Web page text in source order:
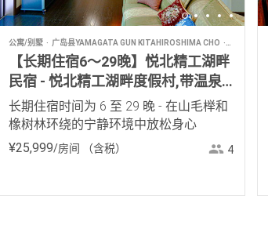
公寓/别墅 广岛县YAMAGATA GUN KITAHIROSHIMA CHO
【长期住宿6～29晚】悦北精工湖畔
民宿 - 悦北精工湖畔度假村,带温泉
的租赁别墅
长期住宿时间为 6 至 29 晚 - 在山毛榉和
橡树林环绕的宁静环境中放松身心
¥25,999/房间 （含税） 4